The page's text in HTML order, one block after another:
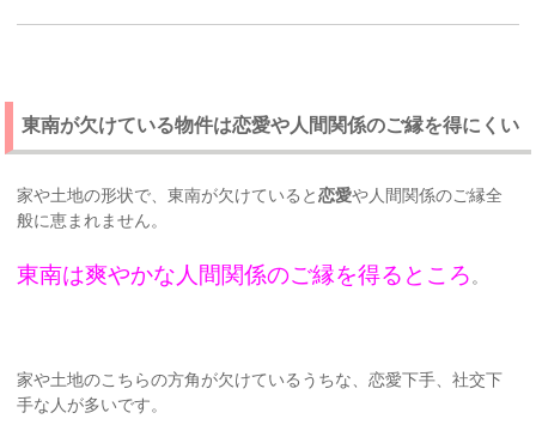
東南が欠けている物件は恋愛や人間関係のご縁を得にくい
家や土地の形状で、東南が欠けていると恋愛や人間関係のご縁全
般に恵まれません。
東南は爽やかな人間関係のご縁を得るところ。
家や土地のこちらの方角が欠けているうちな、恋愛下手、社交下
手な人が多いです。